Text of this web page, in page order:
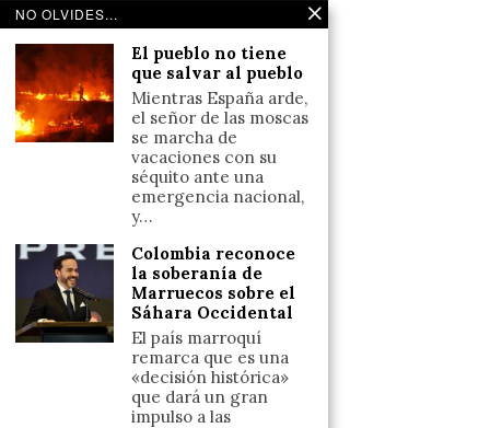
Noticias de deportes en España
Reflexiones
LINKS
Política de cookies (UE)
Términos y condiciones
Llámanos
+34633110958
NO OLVIDES...
El pueblo no tiene
que salvar al pueblo
Mientras España arde,
el señor de las moscas
se marcha de
vacaciones con su
séquito ante una
emergencia nacional,
y…
Colombia reconoce
la soberanía de
Marruecos sobre el
Sáhara Occidental
El país marroquí
remarca que es una
«decisión histórica»
que dará un gran
impulso a las